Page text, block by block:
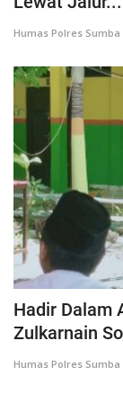
Humas Polres
Hadir Dalam
Zulkarnain
Humas Polres